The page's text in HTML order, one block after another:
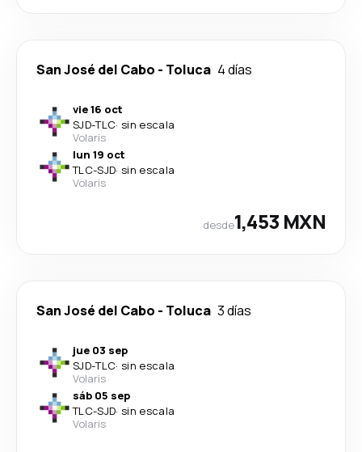
San José del Cabo - Toluca 4 días
vie 16 oct
SJD-TLC· sin escala
Volaris
lun 19 oct
TLC-SJD· sin escala
Volaris
desde1,453 MXN
San José del Cabo - Toluca 3 días
jue 03 sep
SJD-TLC· sin escala
Volaris
sáb 05 sep
TLC-SJD· sin escala
Volaris